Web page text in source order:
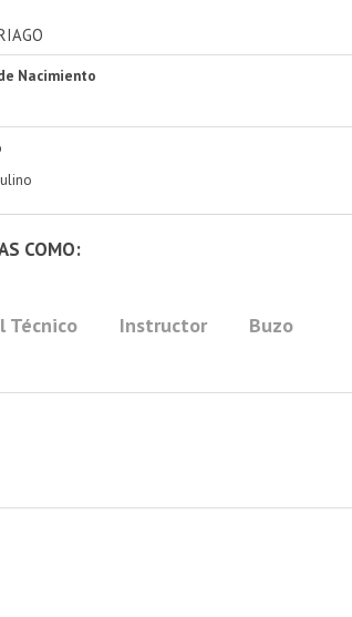
Nacimiento
COMO:
Técnico Instructor
Buzo